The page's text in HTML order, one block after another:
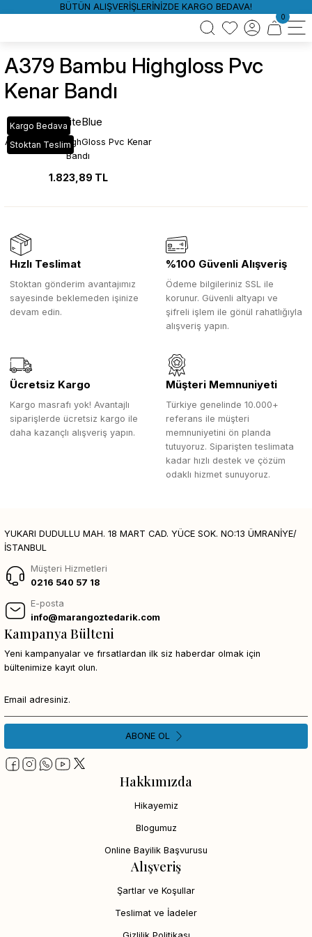
BÜTÜN ALIŞVERİŞLERİNİZDE KARGO BEDAVA!
0
A379 Bambu Highgloss Pvc
Kenar Bandı
Kargo Bedava
Stoktan Teslim
WhiteBlue
A379 Bambu HighGloss Pvc Kenar
Bandı
1.823,89 TL
Hızlı Teslimat
Stoktan gönderim avantajımız
sayesinde beklemeden işinize
devam edin.
%100 Güvenli Alışveriş
Ödeme bilgileriniz SSL ile
korunur. Güvenli altyapı ve
şifreli işlem ile gönül rahatlığıyla
alışveriş yapın.
Ücretsiz Kargo
Kargo masrafı yok! Avantajlı
siparişlerde ücretsiz kargo ile
daha kazançlı alışveriş yapın.
Müşteri Memnuniyeti
Türkiye genelinde 10.000+
referans ile müşteri
memnuniyetini ön planda
tutuyoruz. Siparişten teslimata
kadar hızlı destek ve çözüm
odaklı hizmet sunuyoruz.
YUKARI DUDULLU MAH. 18 MART CAD. YÜCE SOK. NO:13 ÜMRANİYE/
İSTANBUL
Müşteri Hizmetleri
0216 540 57 18
E-posta
info@marangoztedarik.com
Hakkımızda
Hikayemiz
Blogumuz
Online Bayilik Başvurusu
Alışveriş
Şartlar ve Koşullar
Teslimat ve İadeler
Kampanya Bülteni
Yeni kampanyalar ve fırsatlardan ilk siz haberdar olmak için
bültenimize kayıt olun.
ABONE OL